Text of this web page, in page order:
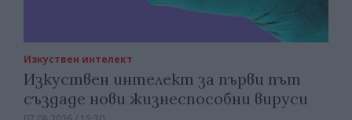
Изкуствен интелект
Изкуствен интелект за първи път
създаде нови жизнеспособни вируси